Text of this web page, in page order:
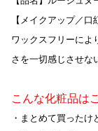
【メイクアップ／口
ワックスフリーによ
さを一切感じさせな
こんな化粧品は
・まとめて買ったけ